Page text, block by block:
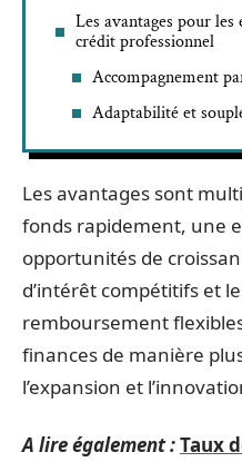
Les avantages pour
crédit professionnel
Accompagnement
Adaptabilité et
Les avantages sont
fonds rapidement, une
opportunités de
d’intérêt compétitifs et
remboursement
finances de manière
l’expansion et
A lire également :Taux